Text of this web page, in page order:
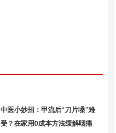
中医小妙招：甲流后“刀片嗓”难
受？在家用0成本方法缓解咽痛